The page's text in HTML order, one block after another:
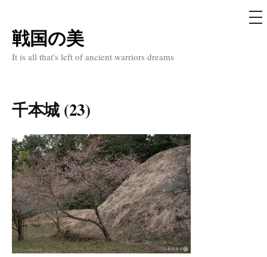
コ
ン
ツ
へ
ス
キ
ッ
プ
戦国の美
It is all that's left of ancient warriors dreams
メ
ニ
千本城 (23)